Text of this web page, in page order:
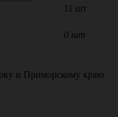
11 шт
0 шт
и Приморскому краю